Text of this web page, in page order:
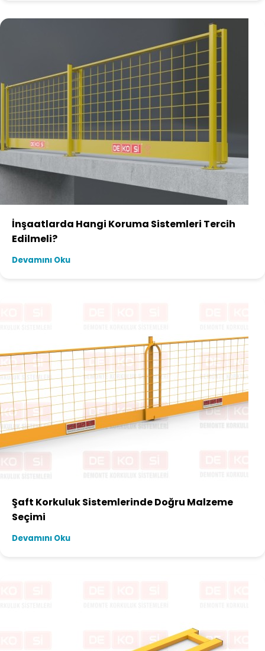
İnşaatlarda Hangi Koruma Sistemleri Tercih
Edilmeli?
Devamını Oku
Şaft Korkuluk Sistemlerinde Doğru Malzeme
Seçimi
Devamını Oku